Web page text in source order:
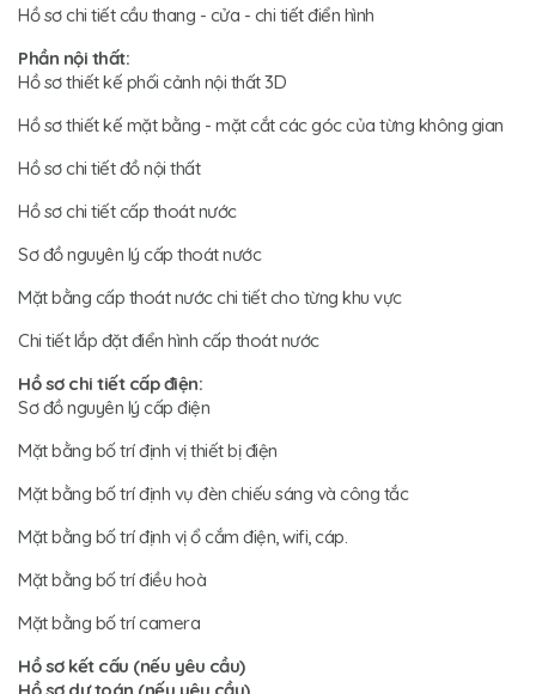
Hồ sơ chi tiết cầu thang - cửa - chi tiết điển hình
Phần nội thất:
Hồ sơ thiết kế phối cảnh nội thất 3D
Hồ sơ thiết kế mặt bằng - mặt cắt các góc của từng không gian
Hồ sơ chi tiết đồ nội thất
Hồ sơ chi tiết cấp thoát nước
Sơ đồ nguyên lý cấp thoát nước
Mặt bằng cấp thoát nước chi tiết cho từng khu vực
Chi tiết lắp đặt điển hình cấp thoát nước
Hồ sơ chi tiết cấp điện:
Sơ đồ nguyên lý cấp điện
Mặt bằng bố trí định vị thiết bị điện
Mặt bằng bố trí định vụ đèn chiếu sáng và công tắc
Mặt bằng bố trí định vị ổ cắm điện, wifi, cáp.
Mặt bằng bố trí điều hoà
Mặt bằng bố trí camera
Hồ sơ kết cấu (nếu yêu cầu)